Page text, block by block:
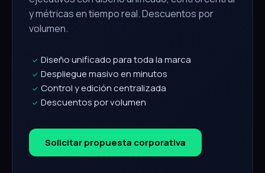
y métricas en tiempo real. Descuentos por
volumen.
✓ Diseño unificado para toda la marca
✓ Despliegue masivo en minutos
✓ Control y edición centralizada
✓ Descuentos por volumen
Solicitar propuesta corporativa